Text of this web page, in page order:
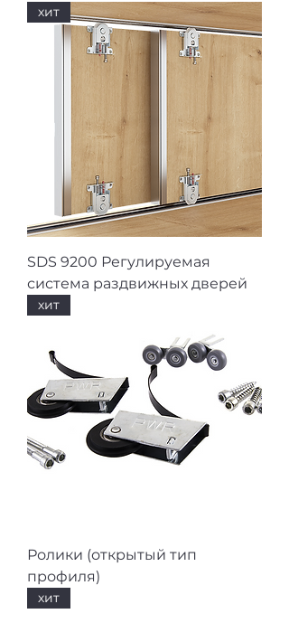
хит
SDS 9200 Регулируемая
система раздвижных дверей
хит
Ролики (открытый тип
профиля)
хит